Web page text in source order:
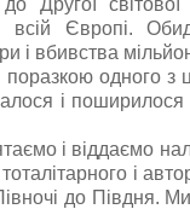
всій Європі.
і вбивства
поразкою одного з
і поширилося
і віддаємо
і
до Півдня. Ми